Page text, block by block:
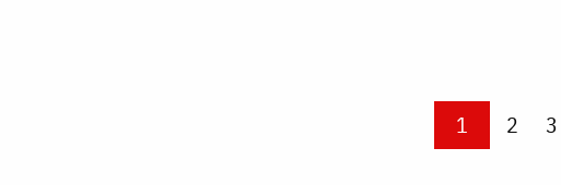
Current page
1 Page
2 3